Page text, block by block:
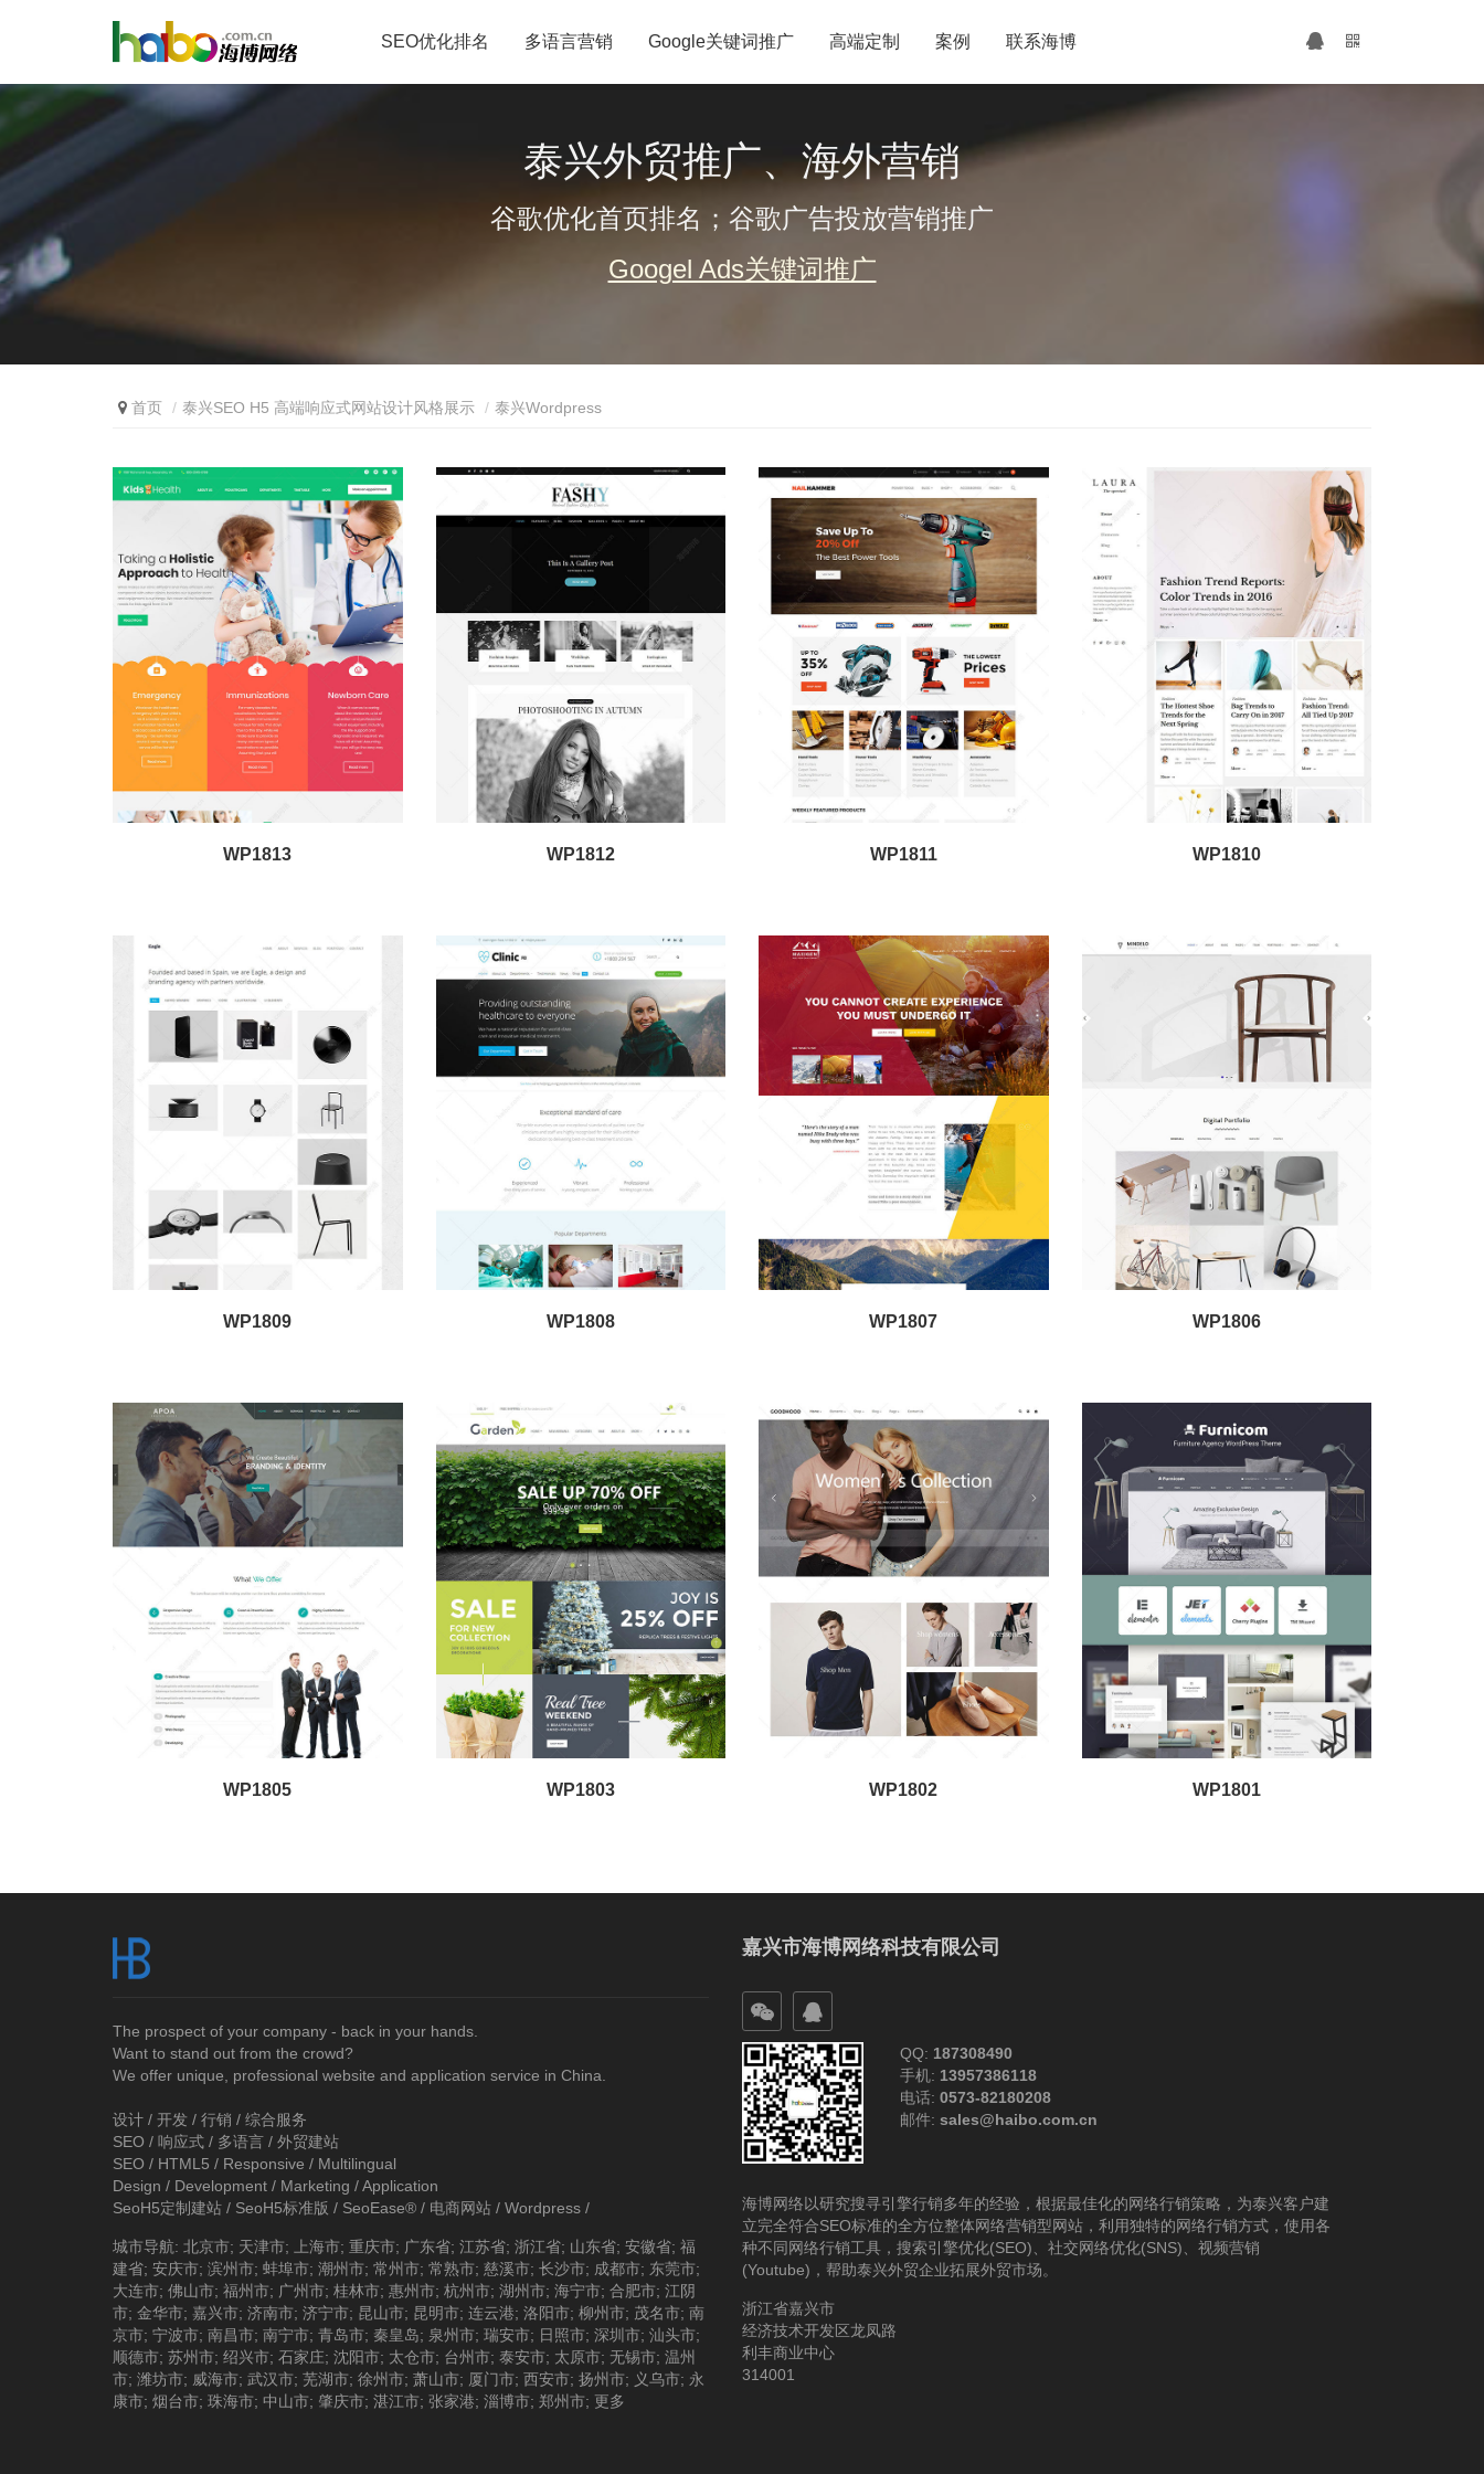
SEO优化排名 多语言营销 Google关键词推广 高端定制 案例 联系海博
泰兴外贸推广、海外营销
谷歌优化首页排名；谷歌广告投放营销推广
Googel Ads关键词推广
首页 泰兴SEO H5 高端响应式网站设计风格展示 泰兴Wordpress
WP1813 WP1812 WP1811 WP1810
WP1809 WP1808 WP1807 WP1806
WP1805 WP1803 WP1802 WP1801
The prospect of your company - back in your hands.
Want to stand out from the crowd?
We offer unique, professional website and application service in China.
设计 / 开发 / 行销 / 综合服务
SEO / 响应式 / 多语言 / 外贸建站
SEO / HTML5 / Responsive / Multilingual
Design / Development / Marketing / Application
SeoH5定制建站 / SeoH5标准版 / SeoEase® / 电商网站 / Wordpress /
城市导航: 北京市; 天津市; 上海市; 重庆市; 广东省; 江苏省; 浙江省; 山东省; 安徽省; 福
建省; 安庆市; 滨州市; 蚌埠市; 潮州市; 常州市; 常熟市; 慈溪市; 长沙市; 成都市; 东莞市;
大连市; 佛山市; 福州市; 广州市; 桂林市; 惠州市; 杭州市; 湖州市; 海宁市; 合肥市; 江阴
市; 金华市; 嘉兴市; 济南市; 济宁市; 昆山市; 昆明市; 连云港; 洛阳市; 柳州市; 茂名市; 南
京市; 宁波市; 南昌市; 南宁市; 青岛市; 秦皇岛; 泉州市; 瑞安市; 日照市; 深圳市; 汕头市;
顺德市; 苏州市; 绍兴市; 石家庄; 沈阳市; 太仓市; 台州市; 泰安市; 太原市; 无锡市; 温州
市; 潍坊市; 威海市; 武汉市; 芜湖市; 徐州市; 萧山市; 厦门市; 西安市; 扬州市; 义乌市; 永
康市; 烟台市; 珠海市; 中山市; 肇庆市; 湛江市; 张家港; 淄博市; 郑州市; 更多
嘉兴市海博网络科技有限公司
QQ: 187308490
手机: 13957386118
电话: 0573-82180208
邮件: sales@haibo.com.cn
海博网络以研究搜寻引擎行销多年的经验，根据最佳化的网络行销策略，为泰兴客户建
立完全符合SEO标准的全方位整体网络营销型网站，利用独特的网络行销方式，使用各
种不同网络行销工具，搜索引擎优化(SEO)、社交网络优化(SNS)、视频营销
(Youtube)，帮助泰兴外贸企业拓展外贸市场。
浙江省嘉兴市
经济技术开发区龙凤路
利丰商业中心
314001